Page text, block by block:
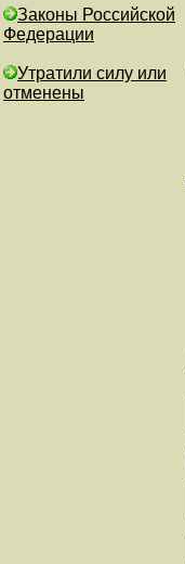
Законы Российской
Федерации
Утратили силу или
отменены